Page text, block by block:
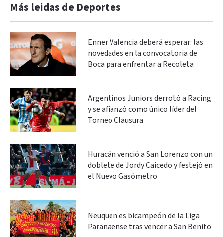
Más leidas de Deportes
Enner Valencia deberá esperar: las
novedades en la convocatoria de
Boca para enfrentar a Recoleta
Argentinos Juniors derrotó a Racing
y se afianzó como único líder del
Torneo Clausura
Huracán venció a San Lorenzo con un
doblete de Jordy Caicedo y festejó en
el Nuevo Gasómetro
Neuquen es bicampeón de la Liga
Paranaense tras vencer a San Benito